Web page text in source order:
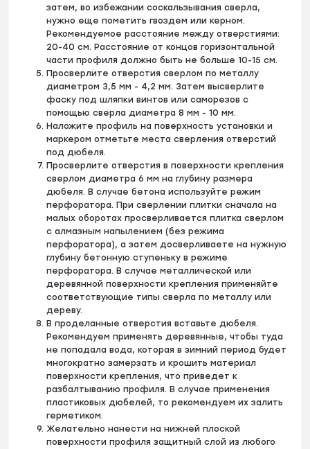
затем, во избежании соскальзывания сверла,
нужно еще пометить гвоздем или керном.
Рекомендуемое расстояние между отверстиями:
20-40 см. Расстояние от концов горизонтальной
части профиля должно быть не больше 10-15 см.
Просверлите отверстия сверлом по металлу
диаметром 3,5 мм - 4,2 мм. Затем высверлите
фаску под шляпки винтов или саморезов с
помощью сверла диаметра 8 мм - 10 мм.
Наложите профиль на поверхность установки и
маркером отметьте места сверления отверстий
под дюбеля.
Просверлите отверстия в поверхности крепления
сверлом диаметра 6 мм на глубину размера
дюбеля. В случае бетона используйте режим
перфоратора. При сверлении плитки сначала на
малых оборотах просверливается плитка сверлом
с алмазным напылением (без режима
перфоратора), а затем досверливаете на нужную
глубину бетонную ступеньку в режиме
перфоратора. В случае металлической или
деревянной поверхности крепления применяйте
соответствующие типы сверла по металлу или
дереву.
В проделанные отверстия вставьте дюбеля.
Рекомендуем применять деревянные, чтобы туда
не попадала вода, которая в зимний период будет
многократно замерзать и крошить материал
поверхности крепления, что приведет к
разбалтыванию профиля. В случае применения
пластиковых дюбелей, то рекомендуем их залить
герметиком.
Желательно нанести на нижней плоской
поверхности профиля защитный слой из любого